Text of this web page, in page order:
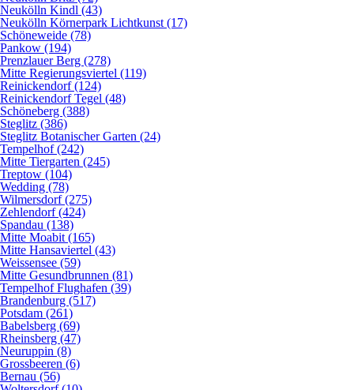
Neukölln Kindl (43)
Neukölln Körnerpark Lichtkunst (17)
Schöneweide (78)
Pankow (194)
Prenzlauer Berg (278)
Mitte Regierungsviertel (119)
Reinickendorf (124)
Reinickendorf Tegel (48)
Schöneberg (388)
Steglitz (386)
Steglitz Botanischer Garten (24)
Tempelhof (242)
Mitte Tiergarten (245)
Treptow (104)
Wedding (78)
Wilmersdorf (275)
Zehlendorf (424)
Spandau (138)
Mitte Moabit (165)
Mitte Hansaviertel (43)
Weissensee (59)
Mitte Gesundbrunnen (81)
Tempelhof Flughafen (39)
Brandenburg (517)
Potsdam (261)
Babelsberg (69)
Rheinsberg (47)
Neuruppin (8)
Grossbeeren (6)
Bernau (56)